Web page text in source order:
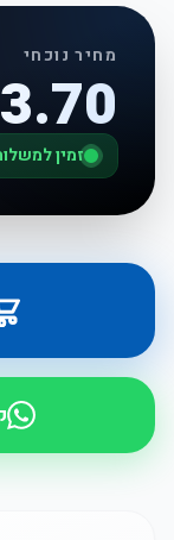
מחיר נוכחי
זמין